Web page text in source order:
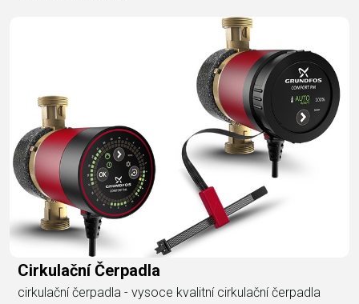
Cirkulační Čerpadla
cirkulační čerpadla - vysoce kvalitní cirkulační čerpadla